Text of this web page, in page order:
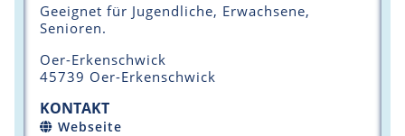
Geeignet für Jugendliche, Erwachsene,
Senioren.
Oer-Erkenschwick
45739 Oer-Erkenschwick
KONTAKT
Webseite